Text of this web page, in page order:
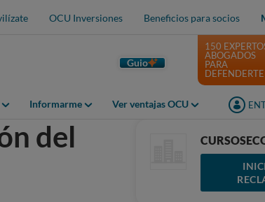
OCU Inversiones Beneficios para socios
Guio
Informarme Ver ventajas OCU
150
ABOGADOS
PARA
DEFENDERTE
del